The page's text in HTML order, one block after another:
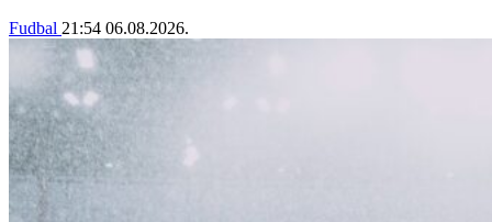
Fudbal 21:54 06.08.2026.